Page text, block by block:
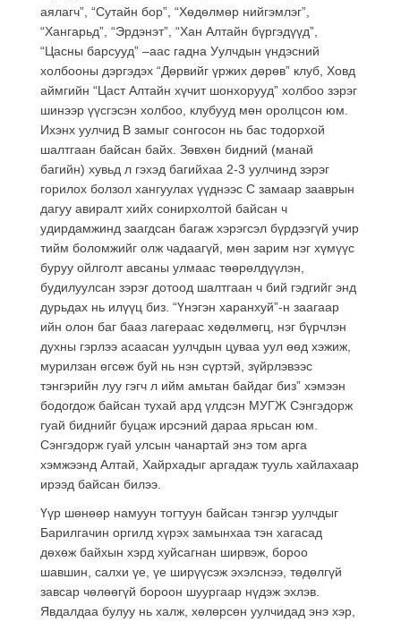
аялагч”, “Сутайн бор”, “Хөдөлмөр нийгэмлэг”,
“Хангарьд”, “Эрдэнэт”, “Хан Алтайн бүргэдүүд”,
“Цасны барсууд” –аас гадна Уулчдын үндэсний
холбооны дэргэдэх “Дөрвийг үржих дөрөв” клуб, Ховд
аймгийн “Цаст Алтайн хүчит шонхорууд” холбоо зэрэг
шинээр үүсгэсэн холбоо, клубууд мөн оролцсон юм.
Ихэнх уулчид В замыг сонгосон нь бас тодорхой
шалтгаан байсан байх. Зөвхөн бидний (манай
багийн) хувьд л гэхэд багийхаа 2-3 уулчинд зэрэг
горилох болзол хангуулах үүднээс С замаар зааврын
дагуу авиралт хийх сонирхолтой байсан ч
удирдамжинд заагдсан багаж хэрэгсэл бүрдээгүй учир
тийм боломжийг олж чадаагүй, мөн зарим нэг хүмүүс
буруу ойлголт авсаны улмаас төөрөлдүүлэн,
будилуулсан зэрэг дотоод шалтгаан ч бий гэдгийг энд
дурьдах нь илүүц биз. “Үнэгэн харанхуй”-н заагаар
ийн олон баг бааз лагераас хөдөлмөгц, нэг бүрчлэн
духны гэрлээ асаасан уулчдын цуваа уул өөд хэжиж,
мурилзан өгсөж буй нь нэн сүртэй, зүйрлэвээс
тэнгэрийн луу гэгч л ийм амьтан байдаг биз” хэмээн
бодогдож байсан тухай ард үлдсэн МУГЖ Сэнгэдорж
гуай биднийг буцаж ирсэний дараа ярьсан юм.
Сэнгэдорж гуай улсын чанартай энэ том арга
хэмжээнд Алтай, Хайрхадыг аргадаж тууль хайлахаар
ирээд байсан билээ.
Үүр шөнөөр намуун тогтуун байсан тэнгэр уулчдыг
Барилгачин оргилд хүрэх замынхаа тэн хагасад
дөхөж байхын хэрд хуйсагнан ширвэж, бороо
шавшин, салхи үе, үе ширүүсэж эхэлснээ, төдөлгүй
завсар чөлөөгүй бороон шуургаар нүдэж эхлэв.
Явдалдаа булуу нь халж, хөлөрсөн уулчидад энэ хэр,